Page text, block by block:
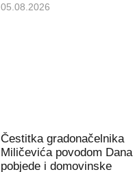
05.08.2026
Čestitka gradonačelnika
Miličevića povodom Dana
pobjede i domovinske